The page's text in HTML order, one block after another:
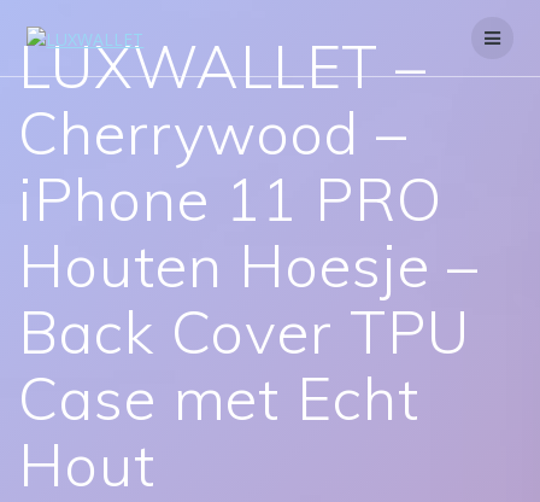
LUXWALLET –
Cherrywood –
iPhone 11 PRO
Houten Hoesje –
Back Cover TPU
Case met Echt
Hout